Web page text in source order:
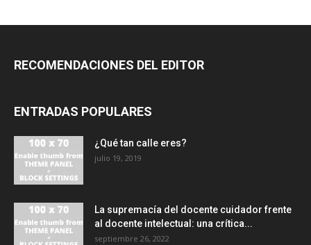
RECOMENDACIONES DEL EDITOR
ENTRADAS POPULARES
¿Qué tan calle eres?
julio 19, 2019
La supremacía del docente cuidador frente
al docente intelectual: una crítica...
septiembre 26, 2022